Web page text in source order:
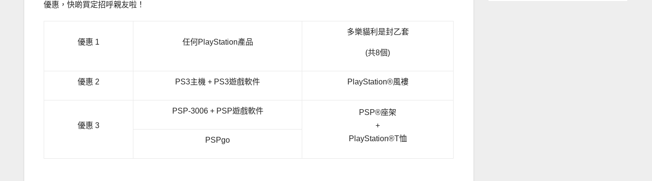
優惠，快啲買定招呼親友啦！
優惠 1 任何PlayStation產品
多樂貓利是封乙套
(共8個)
優惠 2 PS3主機 + PS3遊戲軟件 PlayStation®風褸
優惠 3
PSP-3006 + PSP遊戲軟件
PSP®座架
+
PlayStation®T恤
PSPgo